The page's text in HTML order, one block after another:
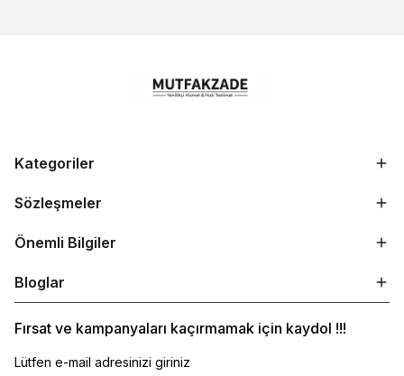
Kategoriler
Sözleşmeler
Önemli Bilgiler
Bloglar
Fırsat ve kampanyaları kaçırmamak için kaydol !!!
Lütfen e-mail adresinizi giriniz